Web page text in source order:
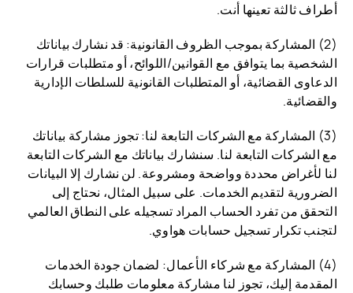
أطراف ثالثة تعينها أنت.
(2) المشاركة بموجب الظروف القانونية: قد نشارك بياناتك
الشخصية بما يتوافق مع القوانين/اللوائح، أو متطلبات قرارات
الدعاوى القضائية، أو المتطلبات القانونية للسلطات الإدارية
والقضائية.
(3) المشاركة مع الشركات التابعة لنا: تجوز مشاركة بياناتك
مع الشركات التابعة لنا. سنشارك بياناتك مع الشركات التابعة
لنا لأغراض محددة وواضحة ومشروعة. لن نشارك إلا البيانات
الضرورية لتقديم الخدمات. على سبيل المثال، نحتاج إلى
التحقق من تفرد الحساب المراد تسجيله على النطاق العالمي
لتجنب تكرار تسجيل حسابات هواوي.
(4) المشاركة مع شركاء الأعمال: لضمان جودة الخدمات
المقدمة إليك، تجوز لنا مشاركة معلومات طلبك وحسابك